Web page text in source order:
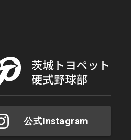
公式Instagram